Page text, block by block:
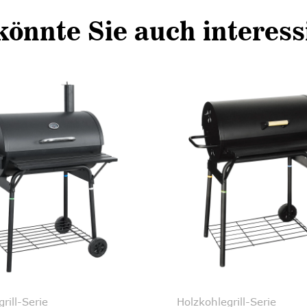
Sie auch
Holzkohlegrill-Serie